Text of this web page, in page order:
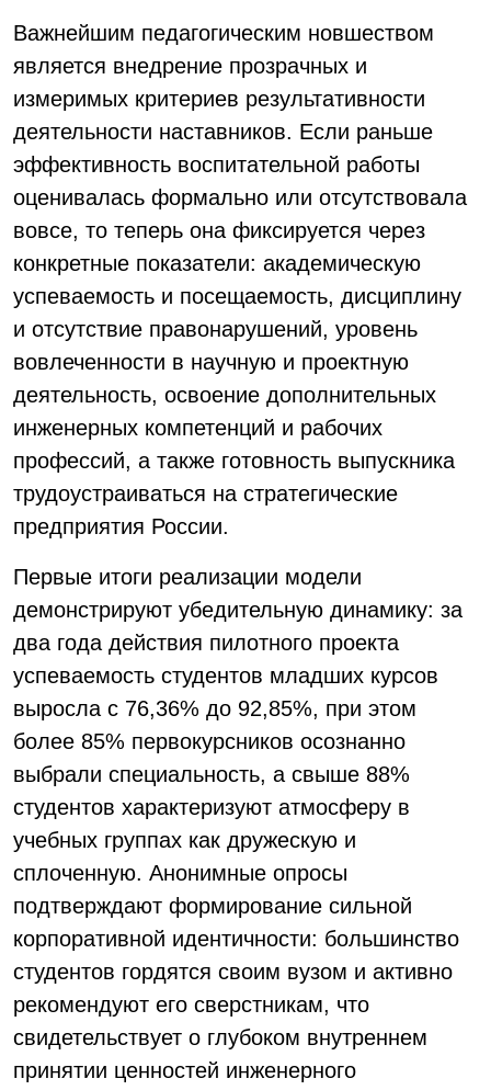
Важнейшим педагогическим новшеством
является внедрение прозрачных и
измеримых критериев результативности
деятельности наставников. Если раньше
эффективность воспитательной работы
оценивалась формально или отсутствовала
вовсе, то теперь она фиксируется через
конкретные показатели: академическую
успеваемость и посещаемость, дисциплину
и отсутствие правонарушений, уровень
вовлеченности в научную и проектную
деятельность, освоение дополнительных
инженерных компетенций и рабочих
профессий, а также готовность выпускника
трудоустраиваться на стратегические
предприятия России.
Первые итоги реализации модели
демонстрируют убедительную динамику: за
два года действия пилотного проекта
успеваемость студентов младших курсов
выросла с 76,36% до 92,85%, при этом
более 85% первокурсников осознанно
выбрали специальность, а свыше 88%
студентов характеризуют атмосферу в
учебных группах как дружескую и
сплоченную. Анонимные опросы
подтверждают формирование сильной
корпоративной идентичности: большинство
студентов гордятся своим вузом и активно
рекомендуют его сверстникам, что
свидетельствует о глубоком внутреннем
принятии ценностей инженерного